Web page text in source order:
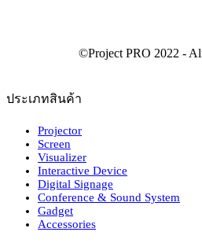
ประเภทสินค้า
Projector
Screen
Visualizer
Interactive Device
Digital Signage
Conference & Sound System
Gadget
Accessories